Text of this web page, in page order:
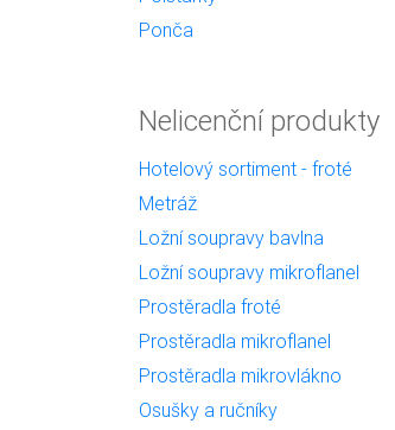
Ponča
Nelicenční produkty
Hotelový sortiment - froté
Metráž
Ložní soupravy bavlna
Ložní soupravy mikroflanel
Prostěradla froté
Prostěradla mikroflanel
Prostěradla mikrovlákno
Osušky a ručníky